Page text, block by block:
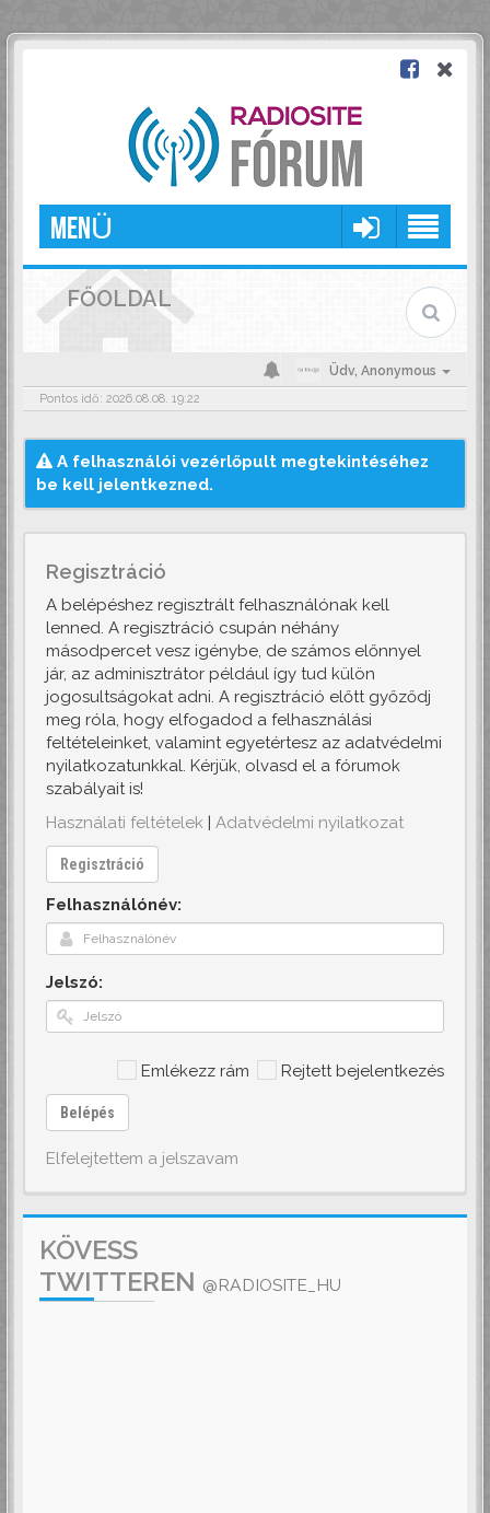
MENÜ
FŐOLDAL
Üdv, Anonymous
Pontos idő: 2026.08.08. 19:22
A felhasználói vezérlőpult megtekintéséhez
be kell jelentkezned.
Regisztráció
A belépéshez regisztrált felhasználónak kell
lenned. A regisztráció csupán néhány
másodpercet vesz igénybe, de számos előnnyel
jár, az adminisztrátor például így tud külön
jogosultságokat adni. A regisztráció előtt győződj
meg róla, hogy elfogadod a felhasználási
feltételeinket, valamint egyetértesz az adatvédelmi
nyilatkozatunkkal. Kérjük, olvasd el a fórumok
szabályait is!
Használati feltételek | Adatvédelmi nyilatkozat
Regisztráció
Felhasználónév:
Jelszó:
Emlékezz rám Rejtett bejelentkezés
Belépés
Elfelejtettem a jelszavam
KÖVESS
TWITTEREN @RADIOSITE_HU